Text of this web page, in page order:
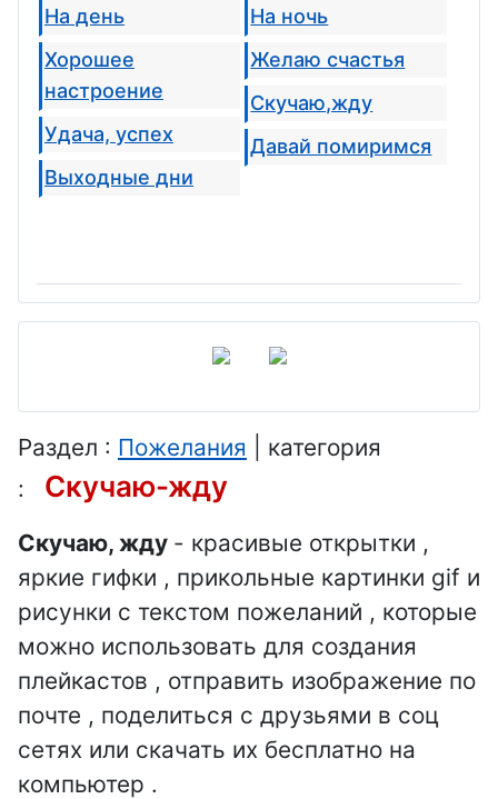
На день
Хорошее
настроение
Удача, успех
Выходные дни
На ночь
Желаю счастья
Скучаю,жду
Давай помиримся
Раздел : Пожелания | категория
: Скучаю-жду
Скучаю, жду - красивые открытки ,
яркие гифки , прикольные картинки gif и
рисунки с текстом пожеланий , которые
можно использовать для создания
плейкастов , отправить изображение по
почте , поделиться с друзьями в соц
сетях или скачать их бесплатно на
компьютер .